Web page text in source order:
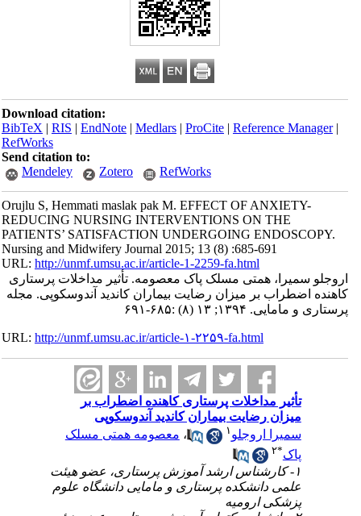
Download citation:
BibTeX|RIS|EndNote|Medlars|ProCite|Reference Manager
RefWorks
Send citation to:
Mendeley
Zotero RefWorks
Orujlu S, Hemmati maslak pak M. EFFECT OF ANXIETY-
REDUCING NURSING INTERVENTIONS ON THE
PATIENTS’ SATISFACTION UNDERGOING ENDOSCOPY.
Nursing and Midwifery Journal 2015; 13 (8) :685-691
URL:http://unmf.umsu.ac.ir/article-1-2259-fa.html
اروجلو سمیرا، همتی مسلک پاک معصومه. تأثیر مداخلات پرستاری
کاهنده اضطراب بر میزان رضایت بیماران کاندید آندوسکوپی. مجله
پرستاری و مامایی. ۱۳۹۴; ۱۳ (۸) :۶۸۵-۶۹۱
URL:http://unmf.umsu.ac.ir/article-۱-۲۲۵۹-fa.html
تأثیر مداخلات پرستاری کاهنده اضطراب بر
میزان رضایت بیماران کاندید آندوسکوپی
سمیرا اروجلو۱ ،معصومه همتی مسلک
پاک* ۲
۱- کارشناس ارشد آموزش پرستاری، عضو هیئت
علمی دانشکده پرستاری و مامایی دانشگاه علوم
پزشکی ارومیه